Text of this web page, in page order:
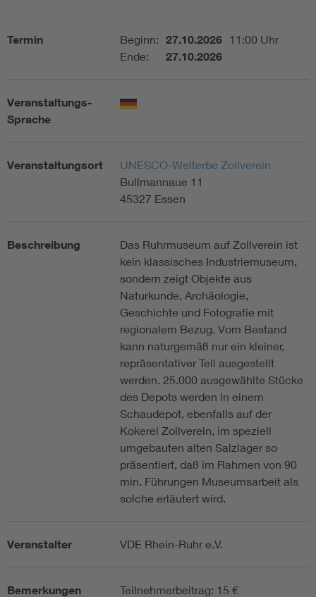
Energy storage
Termin Beginn: 27.10.2026 11:00 Uhr
Ende:
27.10.2026
Veranstaltungs-
Sprache
Veranstaltungsort
UNESCO-Welterbe Zollverein
Bullmannaue 11
45327 Essen
Beschreibung
Das Ruhrmuseum auf Zollverein ist
kein klassisches Industriemuseum,
sondern zeigt Objekte aus
Naturkunde, Archäologie,
Geschichte und Fotografie mit
regionalem Bezug. Vom Bestand
kann naturgemäß nur ein kleiner,
repräsentativer Teil ausgestellt
werden. 25.000 ausgewählte Stücke
des Depots werden in einem
Schaudepot, ebenfalls auf der
Kokerei Zollverein, im speziell
umgebauten alten Salzlager so
präsentiert, daß im Rahmen von 90
min. Führungen Museumsarbeit als
solche erläutert wird.
Veranstalter VDE Rhein-Ruhr e.V.
Bemerkungen Teilnehmerbeitrag: 15 €